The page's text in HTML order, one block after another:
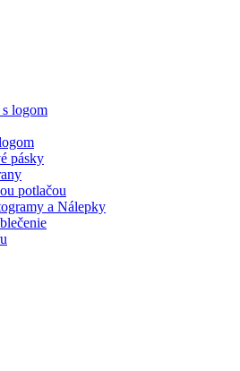
logom
pásky
potlačou
a Nálepky